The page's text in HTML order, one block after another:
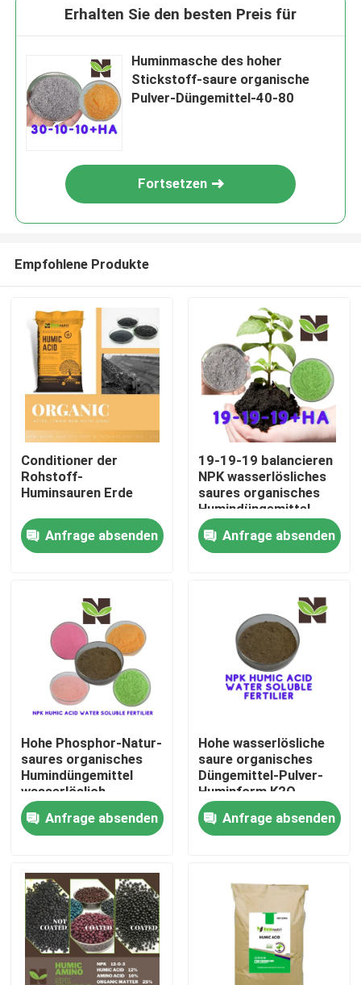
Nach Hause
Kontakte
Produkte
Saures organisches Humindüngemittel
Aminosäure-organisches Düngemittel
Stickstoff-organisches Düngemittel
Kalium-Humate-Düngemittel
Meerespflanzen-Auszug-Pulver-Düngemittel
Saures Pulver Fulvic
Erhalten Sie den besten Preis für
Huminmasche des hoher
Stickstoff-saure organische
Pulver-Düngemittel-40-80
Fortsetzen
Empfohlene Produkte
Conditioner der
Rohstoff-
Huminsauren Erde
Anfrage absenden
19-19-19 balancieren
NPK wasserlösliches
saures organisches
Humindüngemittel
Anfrage absenden
Hohe Phosphor-Natur-
saures organisches
Humindüngemittel
wasserlöslich
Anfrage absenden
Hohe wasserlösliche
saure organisches
Düngemittel-Pulver-
Huminform K2O
Anfrage absenden